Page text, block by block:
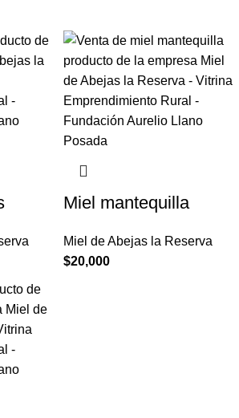
Miel mantequilla
Miel de Abejas la Reserva
$20,000